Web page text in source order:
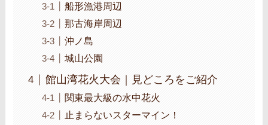
船形漁港周辺
那古海岸周辺
沖ノ島
城山公園
館山湾花火大会｜見どころをご紹介
関東最大級の水中花火
止まらないスターマイン！